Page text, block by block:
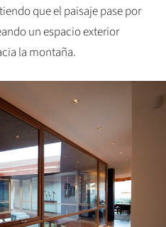
que el paisaje pase por
un espacio exterior
la montaña.